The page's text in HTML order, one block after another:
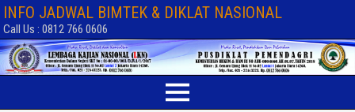
INFO JADWAL BIMTEK & DIKLAT NASIONAL
Call Us : 0812 766 0606